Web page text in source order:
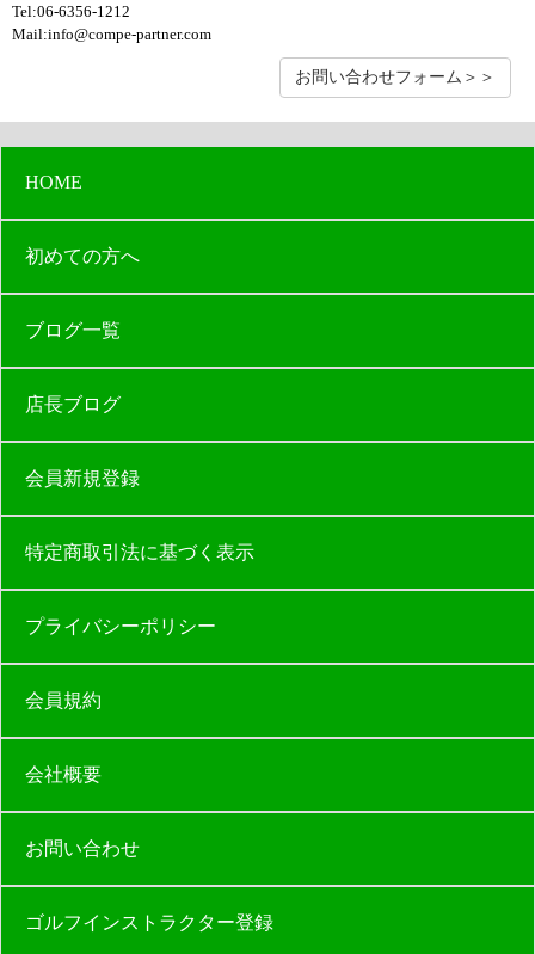
Tel:06-6356-1212
Mail:info@compe-partner.com
お問い合わせフォーム＞＞
HOME
初めての方へ
ブログ一覧
店長ブログ
会員新規登録
特定商取引法に基づく表示
プライバシーポリシー
会員規約
会社概要
お問い合わせ
ゴルフインストラクター登録